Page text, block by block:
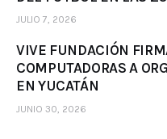
JULIO 7, 2026
VIVE FUNDACIÓN
COMPUTADORAS A
EN YUCATÁN
JUNIO 30, 2026